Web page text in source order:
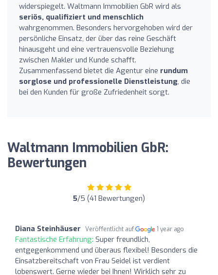
widerspiegelt. Waltmann Immobilien GbR wird als
seriös, qualifiziert und menschlich
wahrgenommen. Besonders hervorgehoben wird der
persönliche Einsatz, der über das reine Geschäft
hinausgeht und eine vertrauensvolle Beziehung
zwischen Makler und Kunde schafft.
Zusammenfassend bietet die Agentur eine rundum
sorglose und professionelle Dienstleistung, die
bei den Kunden für große Zufriedenheit sorgt.
Waltmann Immobilien GbR:
Bewertungen
5/5 (41 Bewertungen)
Diana Steinhäuser Veröffentlicht auf 1 year ago
Fantastische Erfahrung: Super freundlich,
entgegenkommend und überaus flexibel! Besonders die
Einsatzbereitschaft von Frau Seidel ist verdient
lobenswert. Gerne wieder bei Ihnen! Wirklich sehr zu